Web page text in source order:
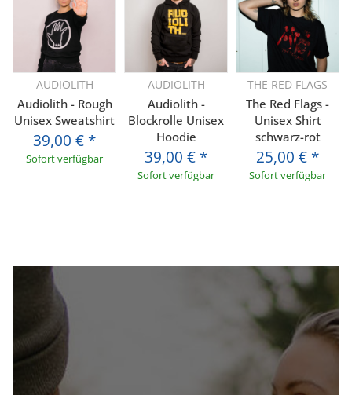
AUDIOLITH
Audiolith - Rough
Unisex Sweatshirt
39,00 € *
Sofort verfügbar
AUDIOLITH
Audiolith -
Blockrolle Unisex
Hoodie
39,00 € *
Sofort verfügbar
THE RED FLAGS
The Red Flags -
Unisex Shirt
schwarz-rot
25,00 € *
Sofort verfügbar